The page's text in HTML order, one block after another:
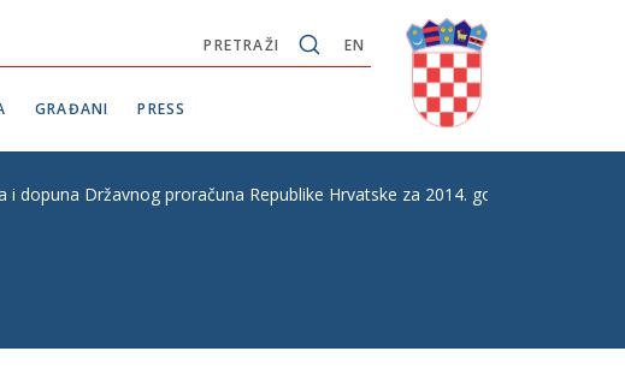
EN
PRETRAŽI
GRAĐANI PRESS
Državnog proračuna Republike Hrvatske za 2014. godinu